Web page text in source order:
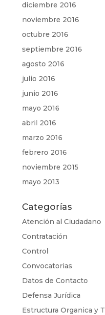
diciembre 2016
noviembre 2016
octubre 2016
septiembre 2016
agosto 2016
julio 2016
junio 2016
mayo 2016
abril 2016
marzo 2016
febrero 2016
noviembre 2015
mayo 2013
Categorías
Atención al Ciudadano
Contratación
Control
Convocatorias
Datos de Contacto
Defensa Jurídica
Estructura Organica y